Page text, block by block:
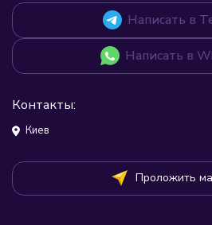
Написать в
Написать в
Контакты:
Киев
Проложить